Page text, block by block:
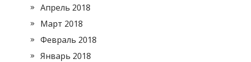
Апрель 2018
Март 2018
Февраль 2018
Январь 2018